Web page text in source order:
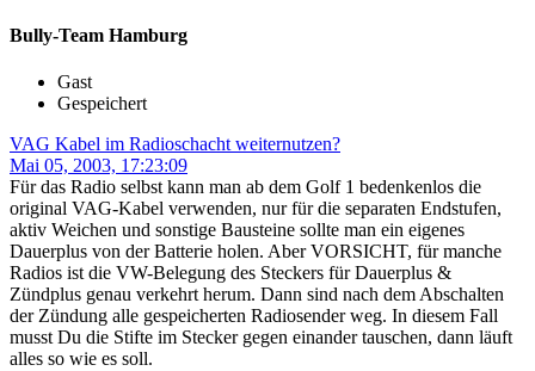
Bully-Team Hamburg
Gast
Gespeichert
VAG Kabel im Radioschacht weiternutzen?
Mai 05, 2003, 17:23:09
Für das Radio selbst kann man ab dem Golf 1 bedenkenlos die
original VAG-Kabel verwenden, nur für die separaten Endstufen,
aktiv Weichen und sonstige Bausteine sollte man ein eigenes
Dauerplus von der Batterie holen. Aber VORSICHT, für manche
Radios ist die VW-Belegung des Steckers für Dauerplus &
Zündplus genau verkehrt herum. Dann sind nach dem Abschalten
der Zündung alle gespeicherten Radiosender weg. In diesem Fall
musst Du die Stifte im Stecker gegen einander tauschen, dann läuft
alles so wie es soll.